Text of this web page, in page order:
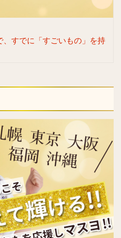
、すでに「すごいもの」を持